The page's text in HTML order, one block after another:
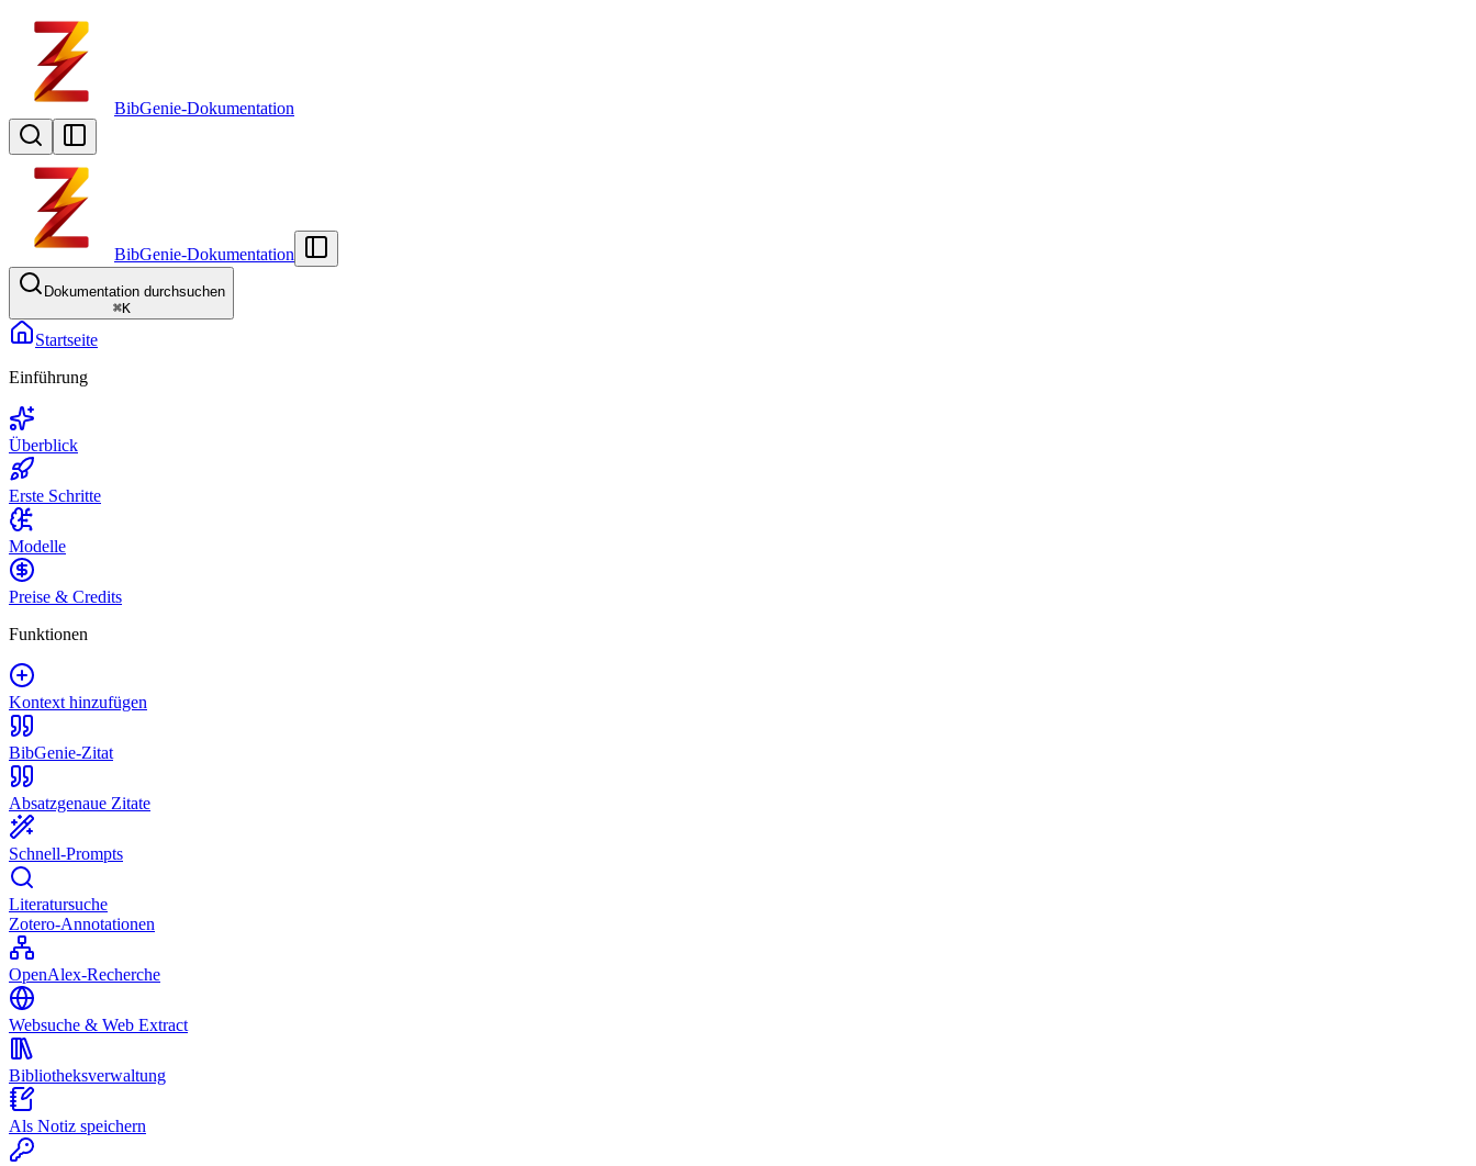
BibGenie-Dokumentation
BibGenie-Dokumentation
Dokumentation durchsuchen
⌘K
Startseite
Einführung
Überblick
Erste Schritte
Modelle
Preise & Credits
Funktionen
Kontext hinzufügen
BibGenie-Zitat
Absatzgenaue Zitate
Schnell-Prompts
Literatursuche
Zotero-Annotationen
OpenAlex-Recherche
Websuche & Web Extract
Bibliotheksverwaltung
Als Notiz speichern